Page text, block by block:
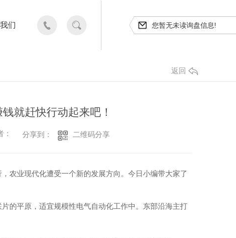
们 您暂无未读询盘信息!
返回
就赶快行动起来吧！
： 分享到： 二维码分享
农业现代化遭受一个新的发展方向。今日小编带大家了
的平原，适宜规模性电气自动化工作中。东部沿海主打